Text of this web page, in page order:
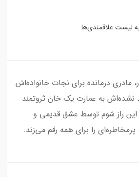
مادری درمانده برای نجات خانواده‌اش
نشده‌اش به عمارت یک خان ثروتمند
این راز شوم توسط عشق قدیمی و
را برای همه رقم می‌زند.